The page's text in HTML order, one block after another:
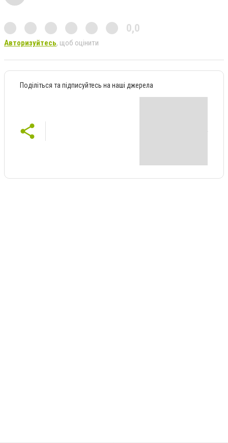
0,0
Авторизуйтесь, щоб оцінити
Поділіться та підписуйтесь на наші джерела